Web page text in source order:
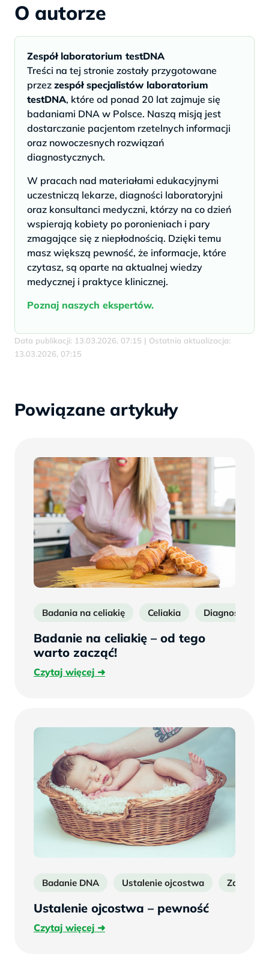
O autorze
Zespół laboratorium testDNA
Treści na tej stronie zostały przygotowane
przez zespół specjalistów laboratorium
testDNA, które od ponad 20 lat zajmuje się
badaniami DNA w Polsce. Naszą misją jest
dostarczanie pacjentom rzetelnych informacji
oraz nowoczesnych rozwiązań
diagnostycznych.
W pracach nad materiałami edukacyjnymi
uczestniczą lekarze, diagności laboratoryjni
oraz konsultanci medyczni, którzy na co dzień
wspierają kobiety po poronieniach i pary
zmagające się z niepłodnością. Dzięki temu
masz większą pewność, że informacje, które
czytasz, są oparte na aktualnej wiedzy
medycznej i praktyce klinicznej.
Poznaj naszych ekspertów.
Data publikacji: 13.03.2026, 07:15 | Ostatnia aktualizacja:
13.03.2026, 07:15
Powiązane artykuły
Badania na celiakię Celiakia Diagnostyka
Badanie na celiakię – od tego
warto zacząć!
Czytaj więcejCzytaj
Badanie DNA Ustalenie ojcostwa
Ustalenie ojcostwa – pewność
Czytaj więcejCzytaj